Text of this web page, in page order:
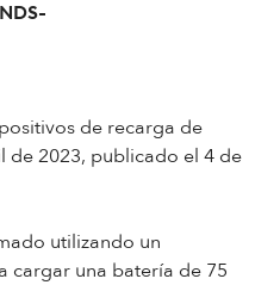
de recarga de
de 2023, publicado el 4 de
utilizando un
cargar una batería de 75